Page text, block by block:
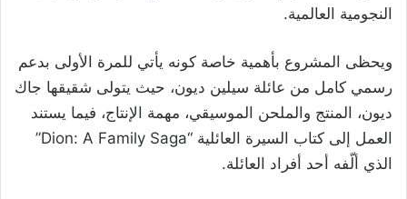
النجومية العالمية.
ويحظى المشروع بأهمية خاصة كونه يأتي للمرة الأولى بدعم
رسمي كامل من عائلة سيلين ديون، حيث يتولى شقيقها جاك
ديون، المنتج والملحن الموسيقي، مهمة الإنتاج، فيما يستند
العمل إلى كتاب السيرة العائلية “Dion: A Family Saga”
الذي ألّفه أحد أفراد العائلة.